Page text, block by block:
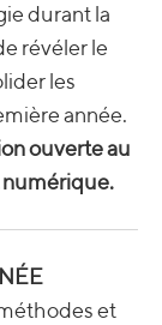
durant la
révéler le
les
année.
ouverte au
numérique.
et